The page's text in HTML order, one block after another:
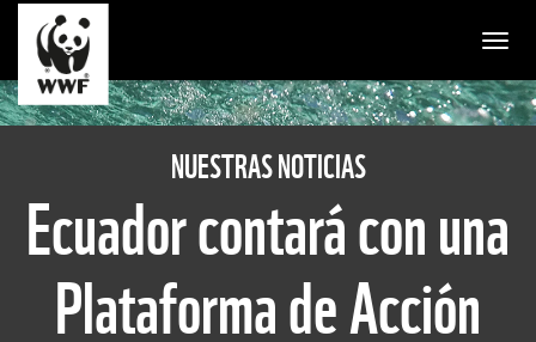
NUESTRAS NOTICIAS
Ecuador contará con una
Plataforma de Acción